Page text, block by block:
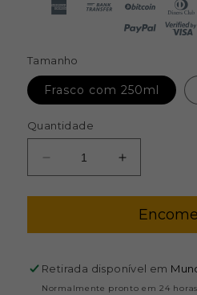
Tamanho
Frasco com 250ml
Quantidade
Diminuir
a
quantidade
Extrato
de
Agoniada
Aumentar
a
quantidade
Extrato
de
Agoniada
Retirada disponível em
Normalmente pronto em 24 horas